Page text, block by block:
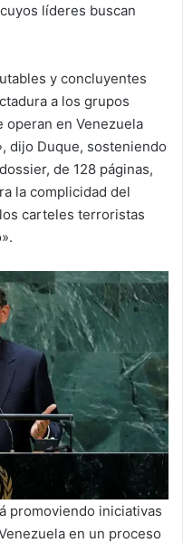
líderes buscan
y concluyentes
a los grupos
en Venezuela
dijo Duque, sosteniendo
de 128 páginas,
la complicidad del
carteles terroristas
promoviendo iniciativas
en un proceso